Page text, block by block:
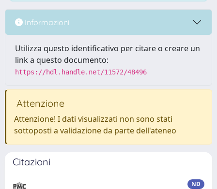
Informazioni
Utilizza questo identificativo per citare o creare un
link a questo documento:
https://hdl.handle.net/11572/48496
Attenzione
Attenzione! I dati visualizzati non sono stati
sottoposti a validazione da parte dell'ateneo
Citazioni
ND